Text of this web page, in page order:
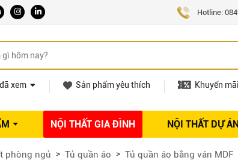
Hotline:
xem Sản phẩm yêu thích Khuyến
NỘI THẤT GIA ĐÌNH NỘI THẤT DỰ
Báo giá Nội thất
phòng ngủ Tủ quần áo Tủ quần áo bằng ván MDF